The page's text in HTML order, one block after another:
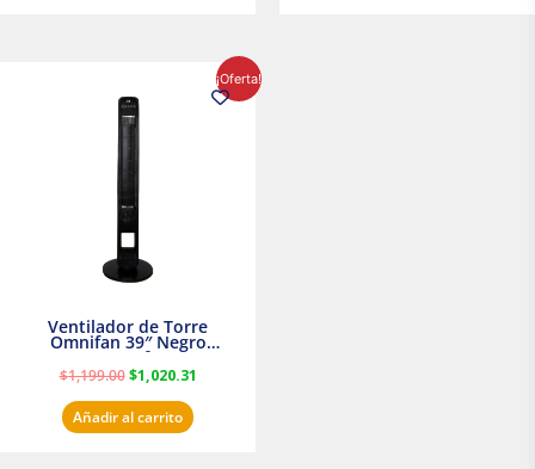
¡Oferta!
Ventilador de Torre
Omnifan 39″ Negro
Masterfan
$1,199.00
original
era:
$1,020.31
precio
actual
Añadir al carrito